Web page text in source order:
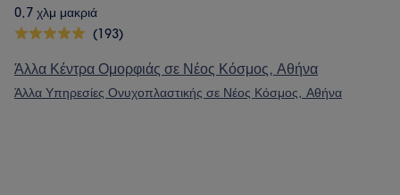
0,7 χλμ μακριά
(193)
Άλλα Κέντρα Ομορφιάς σε Νέος Κόσμος, Αθήνα
Άλλα Υπηρεσίες Ονυχοπλαστικής σε Νέος Κόσμος, Αθήνα